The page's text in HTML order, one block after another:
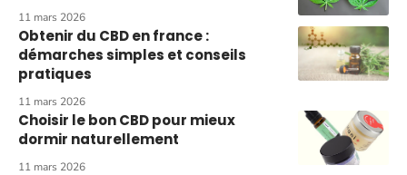
11 mars 2026
Obtenir du CBD en france :
démarches simples et conseils
pratiques
11 mars 2026
Choisir le bon CBD pour mieux
dormir naturellement
11 mars 2026